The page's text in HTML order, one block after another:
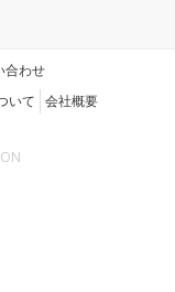
合わせ
いて 会社概要